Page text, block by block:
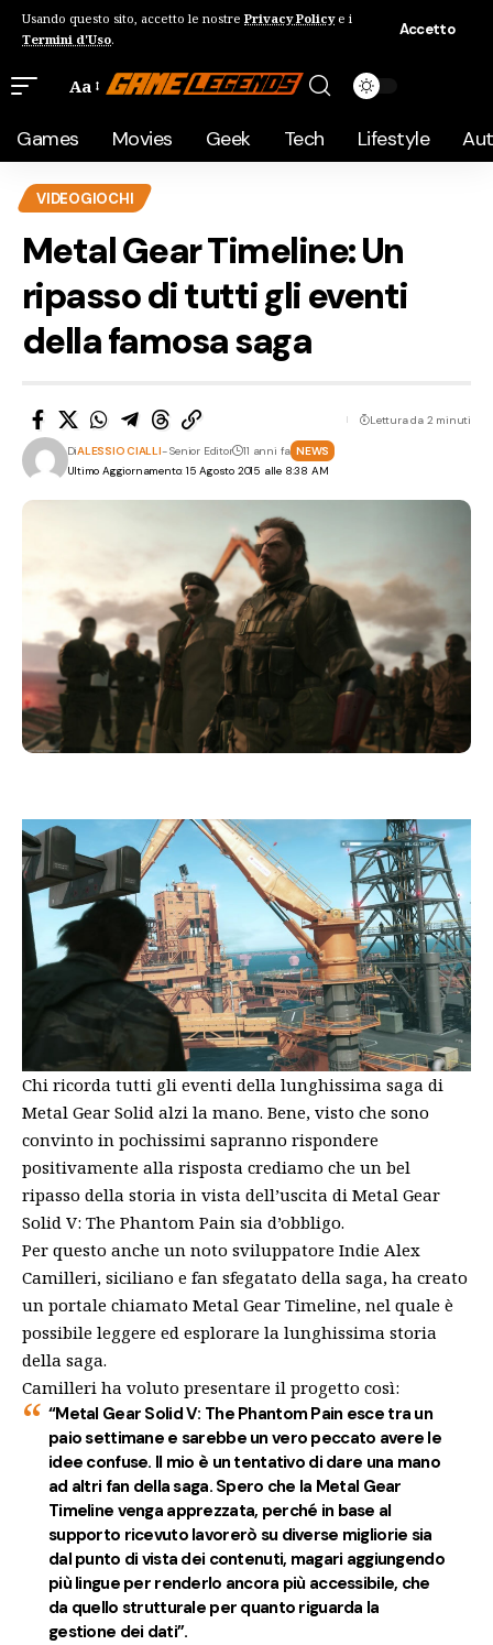
Usando questo sito, accetto le nostre Privacy Policye i
Termini d'Uso.
Accetto
Aa
Games Movies Geek Tech Lifestyle
VIDEOGIOCHI
Metal Gear Timeline: Un
ripasso di tutti gli eventi
della famosa saga
Ultimo Aggiornamento: 15 Agosto 2015 alle 8:38 AM
DiALESSIO CIALLI- Senior Editor 11 anni fa NEWS
Lettura da 2 minuti
Chi ricorda tutti gli eventi della lunghissima saga di
Metal Gear Solid alzi la mano. Bene, visto che sono
convinto in pochissimi sapranno rispondere
positivamente alla risposta crediamo che un bel
ripasso della storia in vista dell’uscita di Metal Gear
Solid V: The Phantom Pain sia d’obbligo.
Per questo anche un noto sviluppatore Indie Alex
Camilleri, siciliano e fan sfegatato della saga, ha creato
un portale chiamato Metal Gear Timeline, nel quale è
possibile leggere ed esplorare la lunghissima storia
della saga.
Camilleri ha voluto presentare il progetto così:
“Metal Gear Solid V: The Phantom Pain esce tra un
paio settimane e sarebbe un vero peccato avere le
idee confuse. Il mio è un tentativo di dare una mano
ad altri fan della saga. Spero che la Metal Gear
Timeline venga apprezzata, perché in base al
supporto ricevuto lavorerò su diverse migliorie sia
dal punto di vista dei contenuti, magari aggiungendo
più lingue per renderlo ancora più accessibile, che
da quello strutturale per quanto riguarda la
gestione dei dati”.